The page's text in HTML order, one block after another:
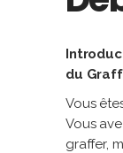
du
Vous
Vous
graffer,